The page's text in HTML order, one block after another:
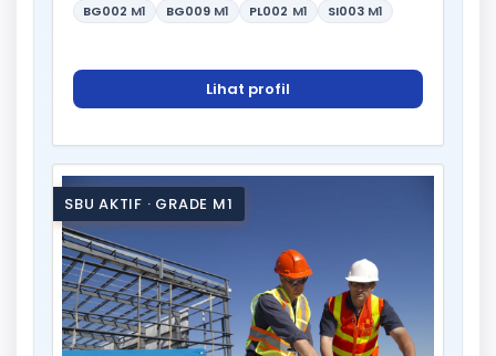
BG002 M1 BG009 M1 PL002 M1 SI003 M1
Lihat profil
SBU AKTIF · GRADE M1